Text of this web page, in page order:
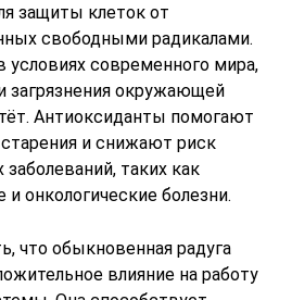
защиты клеток от
свободными радикалами.
современного мира,
загрязнения окружающей
Антиоксиданты помогают
и снижают риск
таких как
онкологические болезни.
что обыкновенная радуга
влияние на работу